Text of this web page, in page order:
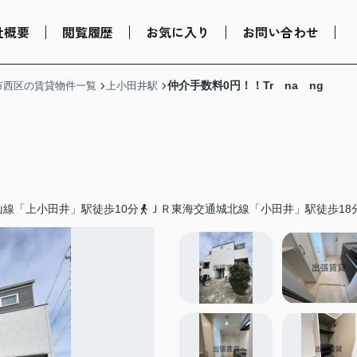
概要 閲覧履歴 お気に入り お問い合わせ
西区の賃貸物件一覧 上小田井駅 仲介手数料0円！！Tr na ng
線「上小田井」駅徒歩10分 ＪＲ東海交通城北線「小田井」駅徒歩18